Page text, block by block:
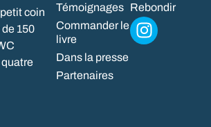
coin
150
Témoignages
Commander le
livre
Dans la presse
Partenaires
Rebondir